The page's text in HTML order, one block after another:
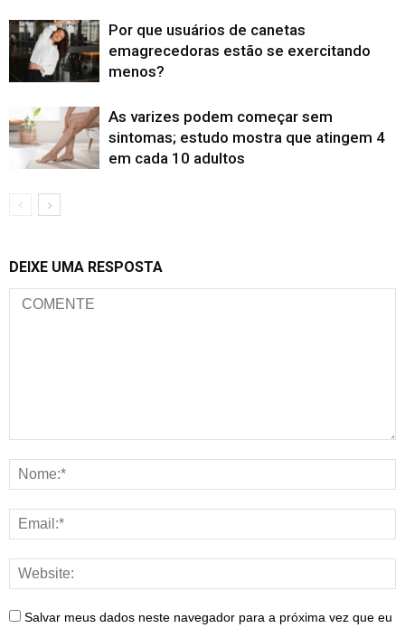
Por que usuários de canetas
emagrecedoras estão se exercitando
menos?
As varizes podem começar sem
sintomas; estudo mostra que atingem 4
em cada 10 adultos
DEIXE UMA RESPOSTA
Salvar meus dados neste navegador para a próxima vez que eu